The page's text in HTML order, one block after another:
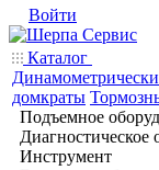
Войти
Каталог
домкраты
Подъемное
Диагностическое
Инструмент